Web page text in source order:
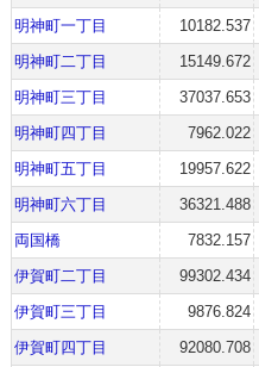
明神町一丁目
10182.537
明神町二丁目
15149.672
明神町三丁目
37037.653
明神町四丁目
7962.022
明神町五丁目
19957.622
明神町六丁目
36321.488
両国橋
7832.157
伊賀町二丁目
99302.434
伊賀町三丁目
9876.824
伊賀町四丁目
92080.708